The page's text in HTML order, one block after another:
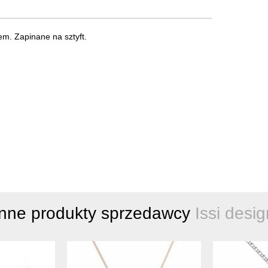
Zapinane na sztyft.
produkty sprzedawcy Issi